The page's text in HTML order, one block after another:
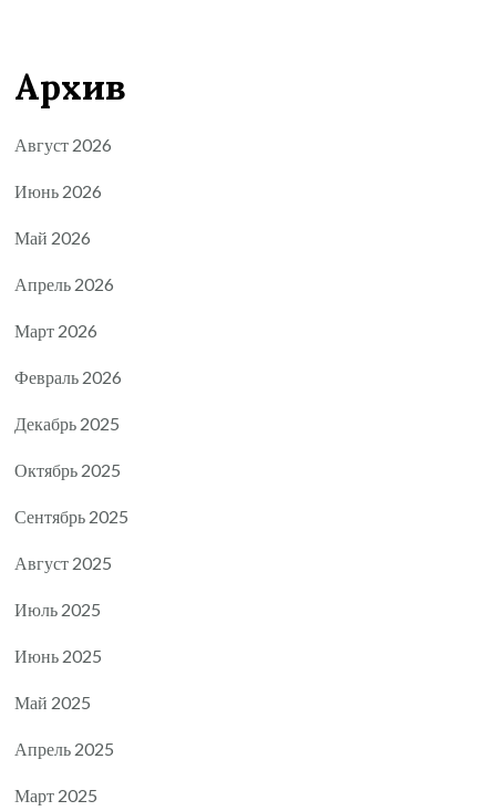
Архив
Август 2026
Июнь 2026
Май 2026
Апрель 2026
Март 2026
Февраль 2026
Декабрь 2025
Октябрь 2025
Сентябрь 2025
Август 2025
Июль 2025
Июнь 2025
Май 2025
Апрель 2025
Март 2025